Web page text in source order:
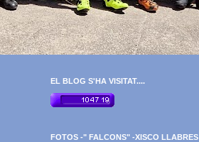
EL BLOG S'HA VISITAT....
FOTOS -" FALCONS" -XISCO LLABRES